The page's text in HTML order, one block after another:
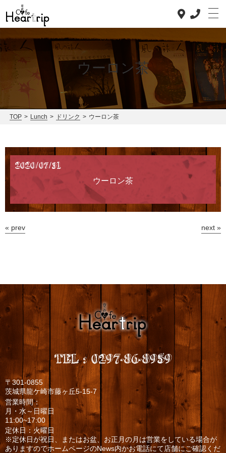
Top
Concept
Lunch
Staff blog
Access
ウーロン茶
TOP > Lunch > ドリンク > ウーロン茶
2020/07/31
ウーロン茶
« prev next »
TEL:0297-86-8959
〒301-0855
茨城県龍ケ崎市藤ヶ丘5-15-7
営業時間：
月・水～日曜日
11:00~17:00
定休日：火曜日
※定休日が祝日、またはお盆、お正月の月は営業をしている場合が
ありますのでホームページのNews内かお電話にて店舗にご確認くだ